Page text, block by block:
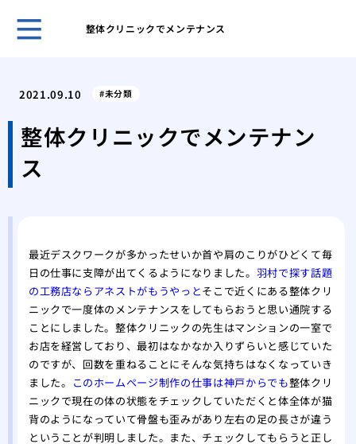
整体クリニックでメンテナンス
義
一
耳
フ
父
脳
り
た。
2021.09.10 未分類
整体クリニックでメンテナン
ス
最近デスクワークが多かったせいか首や肩のこりがひどくて毎
日の仕事に支障が出てくるようになりました。 羽村で探す話題
の工務店ならアネストがもうやっとそこで近くにある整体クリ
ニックで一度体のメンテナンスをしてもらおうと思い通院する
ことにしました。整体クリニックの先生はマンションの一室で
お店を経営しており、最初はなかなか入りずらいと感じていた
のですが、回数を重ねることにそんな気持ちはなくなっていき
ました。 このホームページ制作の仕事は神戸からでも整体クリ
ニックで現在の体の状態をチェックしていただくと体全体が猫
背のようになっていて骨盤も歪みがあり左右の足の長さが違う
ということが判明しました。また、チェックしてもらうと正し